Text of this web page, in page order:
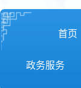
首页
政务服务